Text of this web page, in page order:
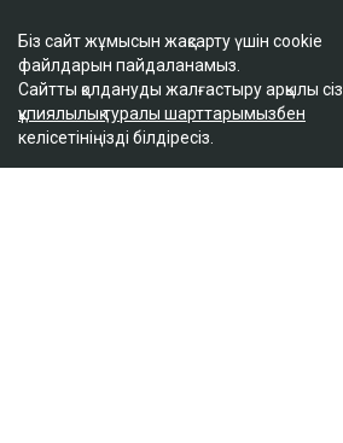
footer.menu-title-2
О проекте
Правила сайта
Біз сайт жұмысын жақсарту үшін cookie
файлдарын пайдаланамыз.
Сайтты қолдануды жалғастыру арқылы сіз
құпиялылық туралы шарттарымызбен
келісетініңізді білдіресіз.